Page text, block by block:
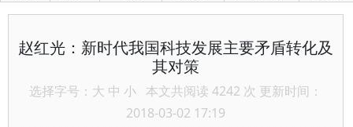
赵红光：新时代我国科技发展主要矛盾转化及
其对策
选择字号： 大 中 小 本文共阅读 4242 次 更新时间：
2018-03-02 17:19